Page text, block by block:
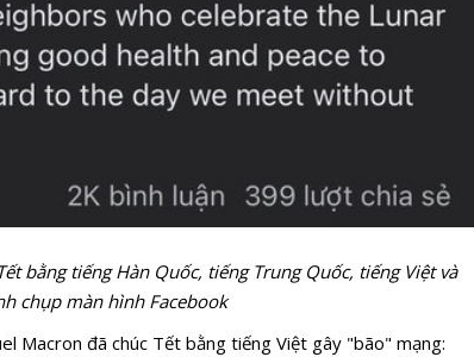
bằng tiếng Hàn Quốc, tiếng Trung Quốc, tiếng Việt và
chụp màn hình Facebook
Macron đã chúc Tết bằng tiếng Việt gây "bão" mạng: